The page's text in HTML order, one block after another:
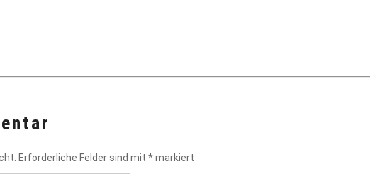
Erforderliche Felder sind mit *markiert